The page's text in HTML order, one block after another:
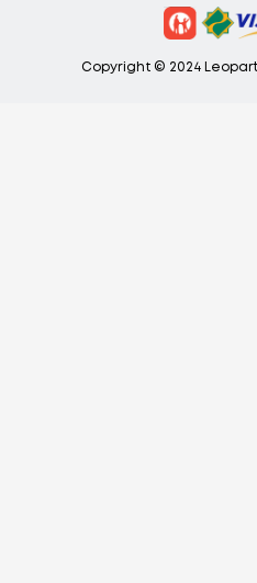
Copyright © 2024